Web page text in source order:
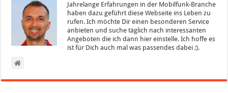
Jahrelange Erfahrungen in der Mobilfunk-Branche
haben dazu geführt diese Webseite ins Leben zu
rufen. Ich möchte Dir einen besonderen Service
anbieten und suche täglich nach interessanten
Angeboten die ich dann hier einstelle. Ich hoffe es
ist für Dich auch mal was passendes dabei ;).